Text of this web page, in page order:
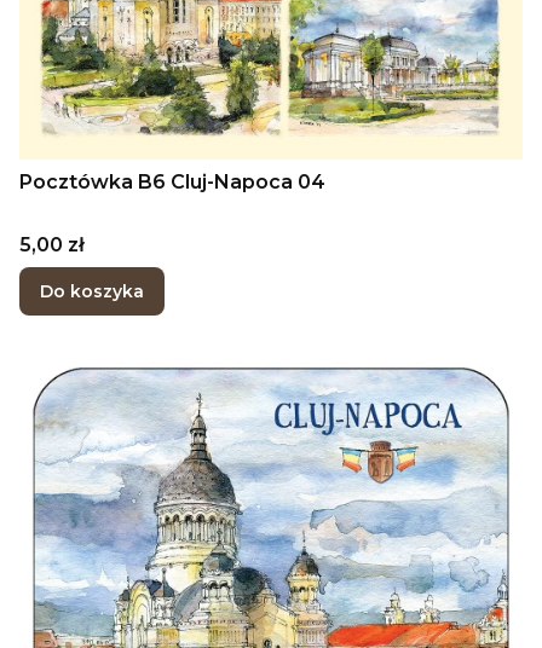
Pocztówka B6 Cluj-Napoca 04
Cena
5,00 zł
Do koszyka